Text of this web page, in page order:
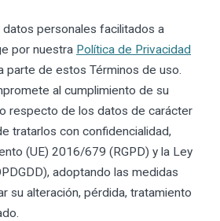
personales facilitados a
por nuestra Política de Privacidad
parte de estos Términos de uso.
al cumplimiento de su
respecto de los datos de carácter
tratarlos con confidencialidad,
(UE) 2016/679 (RGPD) y la Ley
adoptando las medidas
su alteración, pérdida, tratamiento